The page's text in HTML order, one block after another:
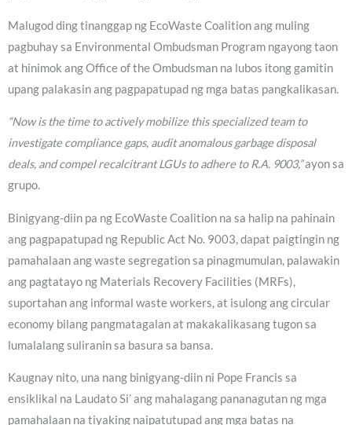
Malugod ding tinanggap ng EcoWaste Coalition ang muling
pagbuhay sa Environmental Ombudsman Program ngayong taon
at hinimok ang Office of the Ombudsman na lubos itong gamitin
upang palakasin ang pagpapatupad ng mga batas pangkalikasan.
“Now is the time to actively mobilize this specialized team to
investigate compliance gaps, audit anomalous garbage disposal
deals, and compel recalcitrant LGUs to adhere to R.A. 9003,”ayon sa
grupo.
Binigyang-diin pa ng EcoWaste Coalition na sa halip na pahinain
ang pagpapatupad ng Republic Act No. 9003, dapat paigtingin ng
pamahalaan ang waste segregation sa pinagmumulan, palawakin
ang pagtatayo ng Materials Recovery Facilities (MRFs),
suportahan ang informal waste workers, at isulong ang circular
economy bilang pangmatagalan at makakalikasang tugon sa
lumalalang suliranin sa basura sa bansa.
Kaugnay nito, una nang binigyang-diin ni Pope Francis sa
ensiklikal na Laudato Si’ ang mahalagang pananagutan ng mga
pamahalaan na tiyaking naipatutupad ang mga batas na